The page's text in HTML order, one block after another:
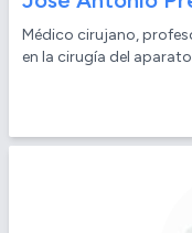
Médico cirujano,
en la cirugía del